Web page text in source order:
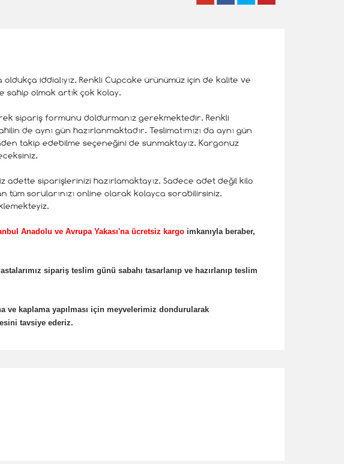
iddialıyız. Renkli Cupcake ürünümüz için de kalite ve
sahip olmak artık çok kolay.
sipariş formunu doldurmanız gerekmektedir. Renkli
de aynı gün hazırlanmaktadır. Teslimatımızı da aynı gün
takip edebilme seçeneğini de sunmaktayız. Kargonuz
siparişlerinizi hazırlamaktayız. Sadece adet değil kilo
tüm sorularınızı online olarak kolayca sorabilirsiniz.
Anadolu ve Avrupa Yakası'na ücretsiz kargo imkanıyla beraber,
sipariş teslim günü sabahı tasarlanıp ve hazırlanıp teslim
ve kaplama yapılması için meyvelerimiz dondurularak
tavsiye ederiz.